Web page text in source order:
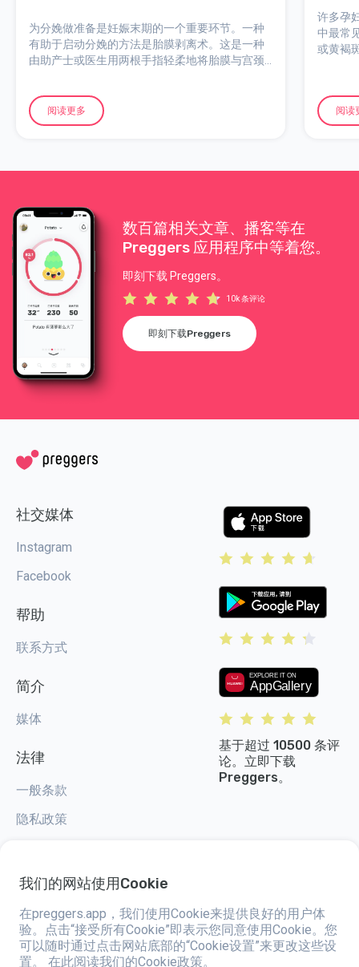
为分娩做准备是妊娠末期的一个重要环节。一种
有助于启动分娩的方法是胎膜剥离术。这是一种
由助产士或医生用两根手指轻柔地将胎膜与宫颈
引发分娩。
阅读更多
许多孕
中最常
或黄褐
阅读
数百篇相关文章、播客等在
Preggers 应用程序中等着您。
即刻下载 Preggers。
10k 条评论
即刻下载Preggers
社交媒体
Instagram
Facebook
帮助
联系方式
简介
媒体
法律
一般条款
隐私政策
基于超过 10500 条评
论。立即下载
Preggers。
Preggers，由总部位于瑞典的应用程序工作室Stroller AB于2017年创建，旨
在简化全球准父母和新父母的育儿生活。通过一个多元化的团队和与专家的合
作，他们开发了易于使用的应用程序，已有超过两百万人使用。Preggers提
我们的网站使用Cookie
在preggers.app，我们使用Cookie来提供良好的用户体
验。点击“接受所有Cookie”即表示您同意使用Cookie。您
可以随时通过点击网站底部的“Cookie设置”来更改这些设
置。
在此阅读我们的Cookie政策。